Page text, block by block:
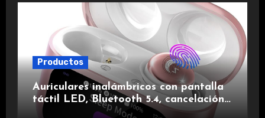
Productos
Auriculares inalámbricos con pantalla
táctil LED, Bluetooth 5.4, cancelación
de ruido, impermeables y de larga